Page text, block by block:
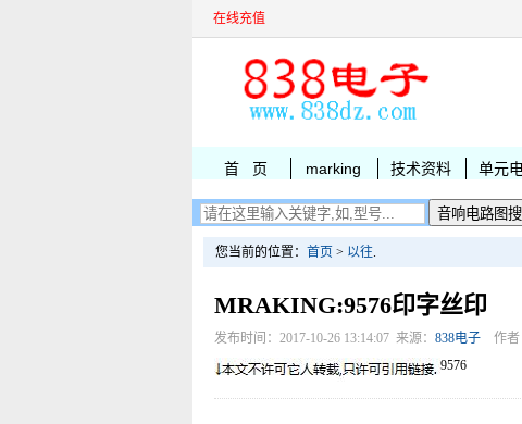
在线充值
首 页 marking 技术资料 单元
您当前的位置： 首页 > 以往.
MRAKING:9576印字丝印
发布时间：2017-10-26 13:14:07 来源： 838电子 作者
9576